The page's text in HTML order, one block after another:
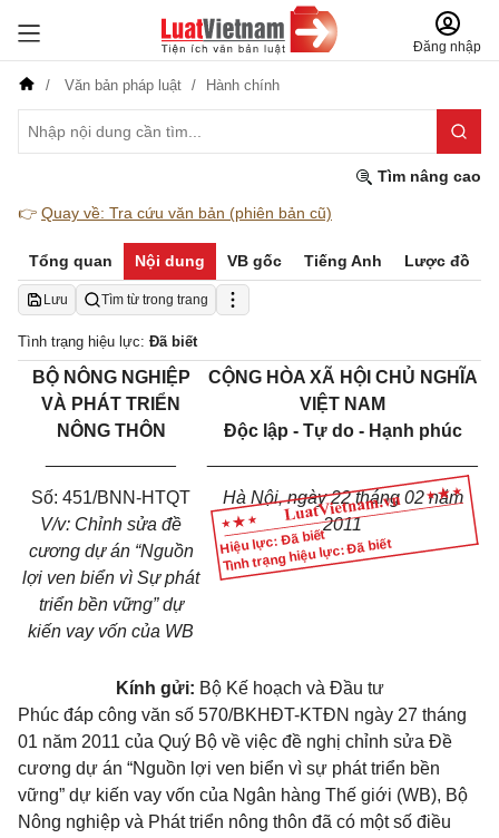
Đăng nhập
Văn bản pháp luật Hành chính
Tìm nâng cao
👉 Quay về: Tra cứu văn bản (phiên bản cũ)
Tổng quan Nội dung VB gốc Tiếng Anh Lược đồ
Lưu Tìm từ trong trang
Tình trạng hiệu lực: Đã biết
Hiệu lực: Đã biết
Tình trạng hiệu lực: Đã biết
BỘ NÔNG NGHIỆP
VÀ PHÁT TRIỂN
NÔNG THÔN
CỘNG HÒA XÃ HỘI CHỦ NGHĨA
VIỆT NAM
Độc lập - Tự do - Hạnh phúc
Số: 451/BNN-HTQT
V/v: Chỉnh sửa đề
cương dự án “Nguồn
lợi ven biển vì Sự phát
triển bền vững” dự
kiến vay vốn của WB
Hà Nội, ngày 22 tháng 02 năm
2011
Kính gửi: Bộ Kế hoạch và Đầu tư
Phúc đáp công văn số 570/BKHĐT-KTĐN ngày 27 tháng
01 năm 2011 của Quý Bộ về việc đề nghị chỉnh sửa Đề
cương dự án “Nguồn lợi ven biển vì sự phát triển bền
vững” dự kiến vay vốn của Ngân hàng Thế giới (WB), Bộ
Nông nghiệp và Phát triển nông thôn đã có một số điều